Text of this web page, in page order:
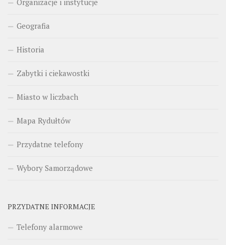
Organizacje i instytucje
Geografia
Historia
Zabytki i ciekawostki
Miasto w liczbach
Mapa Rydułtów
Przydatne telefony
Wybory Samorządowe
PRZYDATNE INFORMACJE
Telefony alarmowe